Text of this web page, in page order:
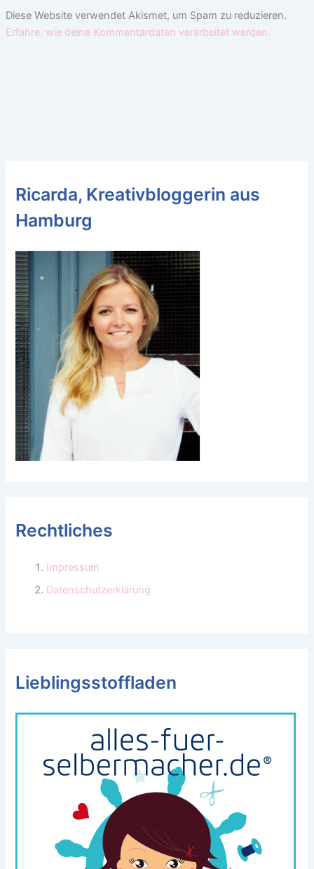
Diese Website verwendet Akismet, um Spam zu reduzieren.
Erfahre, wie deine Kommentardaten verarbeitet werden.
Ricarda, Kreativbloggerin aus
Hamburg
Rechtliches
Impressum
Datenschutzerklärung
Lieblingsstoffladen